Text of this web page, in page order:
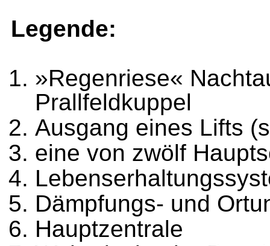
Legende:
»Regenriese«
Prallfeldkuppel
Ausgang eines Lifts
eine von zwölf
Dämpfungs- und
Hauptzentrale